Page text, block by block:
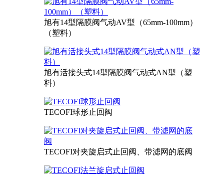
旭有14型隔膜阀气动AV型（65mm-100mm）
（塑料）
旭有活接头式14型隔膜阀气动式AN型（塑
料）
TECOFI球形止回阀
TECOFI对夹旋启式止回阀、带滤网的底阀